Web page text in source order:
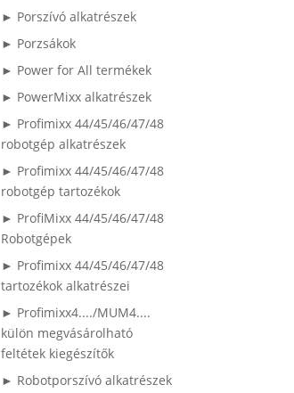
► Porszívó alkatrészek
► Porzsákok
► Power for All termékek
► PowerMixx alkatrészek
► Profimixx 44/45/46/47/48
robotgép alkatrészek
► Profimixx 44/45/46/47/48
robotgép tartozékok
► ProfiMixx 44/45/46/47/48
Robotgépek
► Profimixx 44/45/46/47/48
tartozékok alkatrészei
► Profimixx4..../MUM4....
külön megvásárolható
feltétek kiegészítők
► Robotporszívó alkatrészek